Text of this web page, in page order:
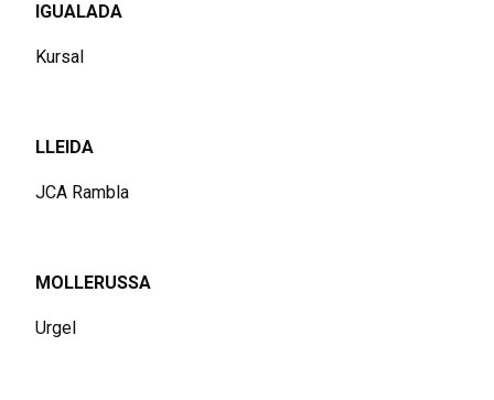
IGUALADA
Kursal
LLEIDA
JCA Rambla
MOLLERUSSA
Urgel